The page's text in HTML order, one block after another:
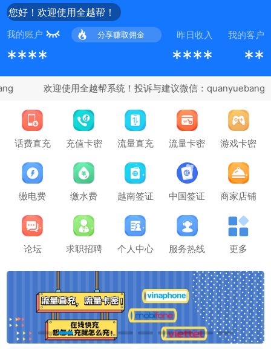
您好！欢迎使用全越帮！
我的账户 分享赚取佣金 昨日收入 我的客户
**** **** **
话费直充 充值卡密 流量直充 流量卡密 游戏卡密
缴电费 缴水费 越南签证 中国签证 商家店铺
论坛 求职招聘 个人中心 服务热线 更多